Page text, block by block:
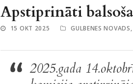
Apstiprināti
15 OKT 2025 GULBENES NOVADS,
2025.gada